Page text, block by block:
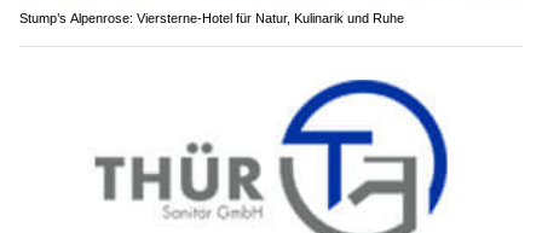
Stump’s Alpenrose: Viersterne-Hotel für Natur, Kulinarik und Ruhe